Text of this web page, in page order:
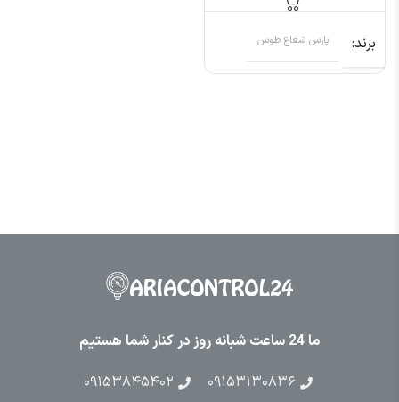
برند پارس شعاع طوس
ما 24 ساعت شبانه روز در کنار شما هستیم
۰۹۱۵۳۱۳۰۸۳۶
۰۹۱۵۳۸۴۵۴۰۲